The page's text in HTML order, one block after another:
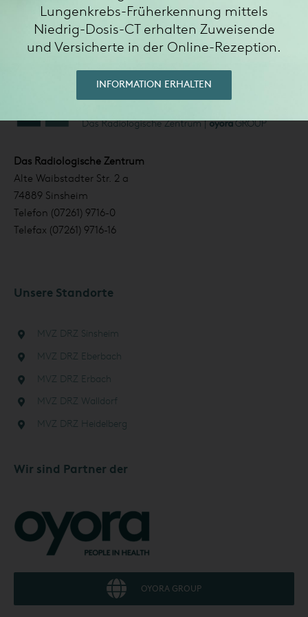
Das Radiologische Zentrum
Alte Waibstadter Str. 2 a
74889 Sinsheim
Telefon (07261) 9716-0
Telefax (07261) 9716-16
Unsere Standorte
MVZ DRZ Sinsheim
MVZ DRZ Eberbach
MVZ DRZ Erbach
MVZ DRZ Walldorf
MVZ DRZ Heidelberg
Wir sind Partner der
OYORA GROUP
Lungenkrebs-Früherkennung mittels
Niedrig-Dosis-CT erhalten Zuweisende
und Versicherte in der Online-Rezeption.
INFORMATION ERHALTEN